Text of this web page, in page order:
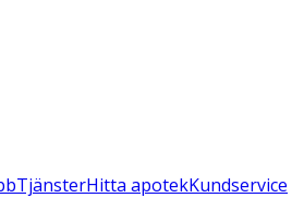
TjänsterHitta apotekKundservice